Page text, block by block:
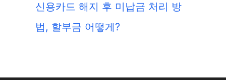
신용카드 해지 후 미납금 처리 방
법, 할부금 어떻게?